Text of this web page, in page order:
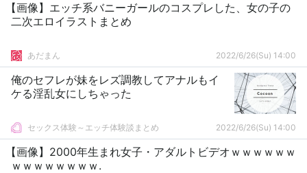
【画像】エッチ系バニーガールのコスプレした、女の子の
二次エロイラストまとめ
あだまん 2022/6/26(Su) 14:00
俺のセフレが妹をレズ調教してアナルもイ
ケる淫乱女にしちゃった
セックス体験～エッチ体験談まとめ 2022/6/26(Su) 14:00
【画像】2000年生まれ女子・アダルトビデオｗｗｗｗｗｗ
ｗｗｗｗｗｗｗｗ.